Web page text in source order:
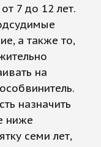
7 до 12 лет.
а также то,
на
назначить
ниже
семи лет,